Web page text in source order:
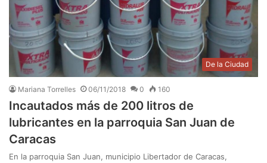
De la Ciudad
Mariana Torrelles 06/11/2018 0 160
Incautados más de 200 litros de
lubricantes en la parroquia San Juan de
Caracas
En la parroquia San Juan, municipio Libertador de Caracas,